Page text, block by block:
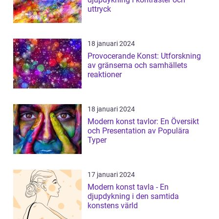
uttryck
18 januari 2024
Provocerande Konst: Utforskning
av gränserna och samhällets
reaktioner
18 januari 2024
Modern konst tavlor: En Översikt
och Presentation av Populära
Typer
17 januari 2024
Modern konst tavla - En
djupdykning i den samtida
konstens värld